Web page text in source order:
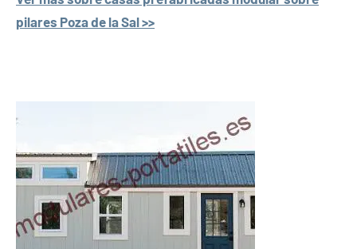
pilares Poza de la Sal >>